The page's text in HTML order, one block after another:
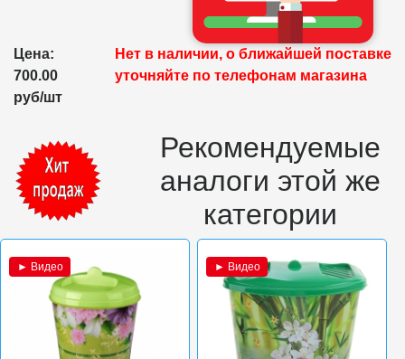
Цена:
700.00
руб/шт
Нет в наличии, о ближайшей поставке
уточняйте по телефонам магазина
Рекомендуемые
аналоги этой же
категории
► Видео ► Видео